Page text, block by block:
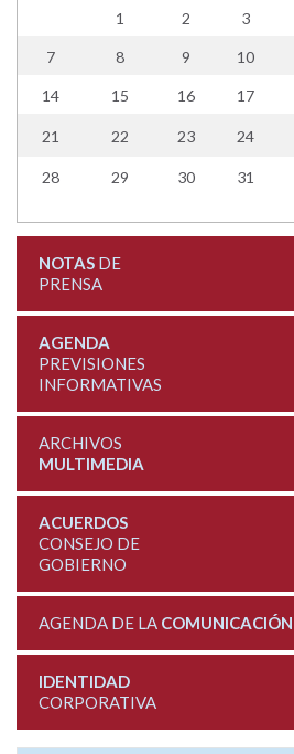
1 2 3
7 8 9 10
14 15 16 17
21 22 23 24
28 29 30 31
NOTASDE
PRENSA
AGENDA
PREVISIONES
INFORMATIVAS
ARCHIVOS
MULTIMEDIA
ACUERDOS
CONSEJO DE
GOBIERNO
AGENDA DE LA COMUNICACIÓN
IDENTIDAD
CORPORATIVA